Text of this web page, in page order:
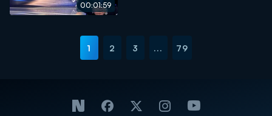
00:01:59
1 2 3 ... 79